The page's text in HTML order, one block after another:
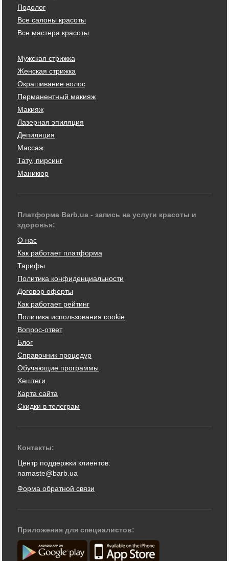
Подолог
Все салоны красоты
Все мастера красоты
Мужская стрижка
Женская стрижка
Окрашивание волос
Перманентный макияж
Макияж
Лазерная эпиляция
Депиляция
Массаж
Тату, пирсинг
Маникюр
Платформа Barb.ua - запись на услуги красоты и
здоровья:
О нас
Как работает платформа
Тарифы
Политика конфиденциальности
Договор оферты
Как работает рейтинг
Политика использования cookie
Вопрос-ответ
Блог
Справочник процедур
Обучающие программы
Хештеги
Карта сайта
Скидки в телеграм
Контакты:
Центр поддержки клиентов:
namaste@barb.ua
Форма обратной связи
Приложения для специалистов: